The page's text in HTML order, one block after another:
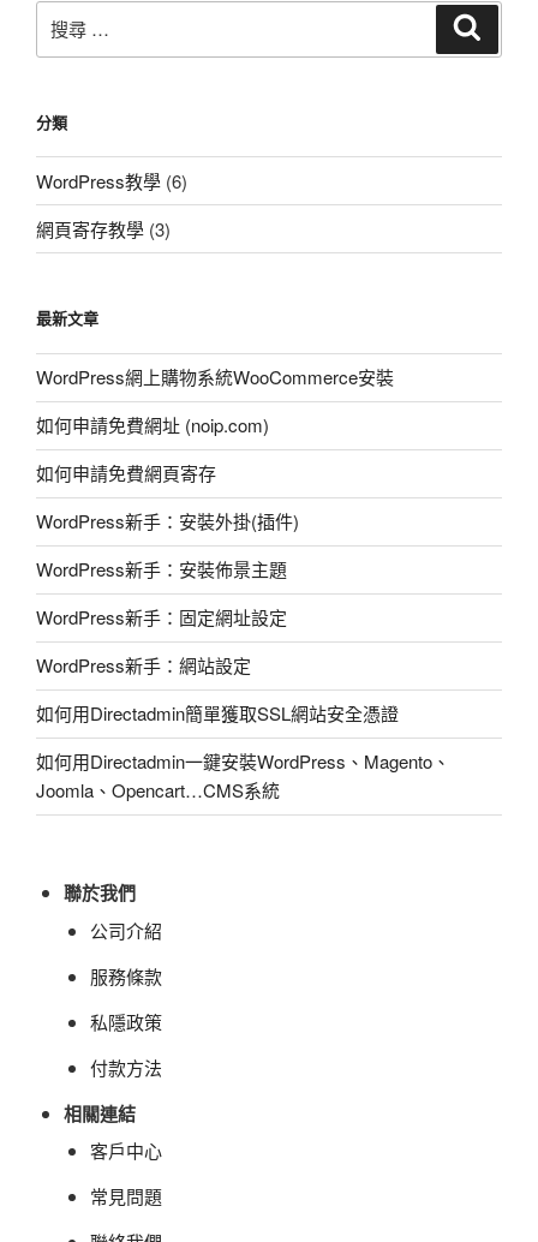
搜
尋：
分類
WordPress教學 (6)
網頁寄存教學 (3)
最新文章
WordPress網上購物系統WooCommerce安裝
如何申請免費網址 (noip.com)
如何申請免費網頁寄存
WordPress新手：安裝外掛(插件)
WordPress新手：安裝佈景主題
WordPress新手：固定網址設定
WordPress新手：網站設定
如何用Directadmin簡單獲取SSL網站安全憑證
如何用Directadmin一鍵安裝WordPress、Magento、
Joomla、Opencart…CMS系統
聯於我們
公司介紹
服務條款
私隱政策
付款方法
相關連結
客戶中心
常見問題